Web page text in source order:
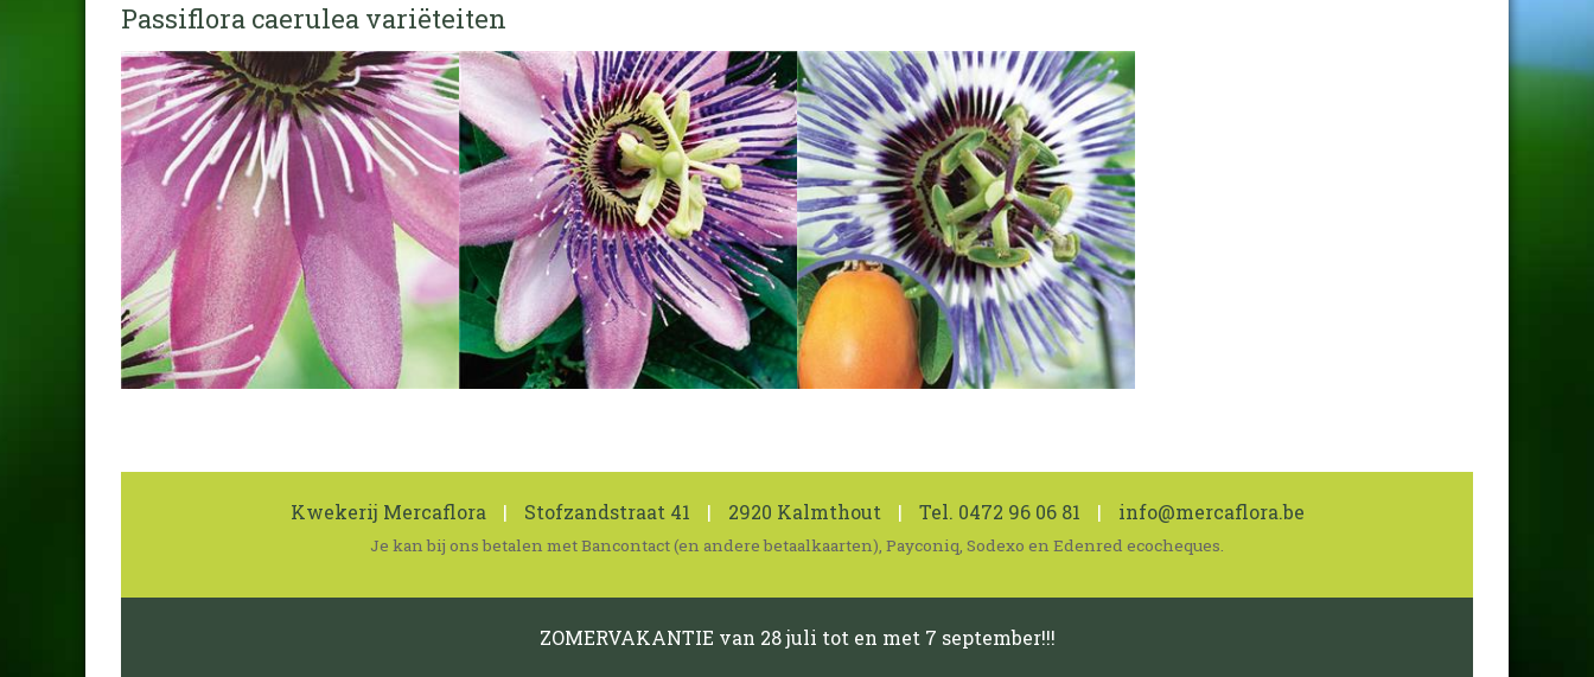
Passiflora caerulea variëteiten
Kwekerij Mercaflora | Stofzandstraat 41 | 2920 Kalmthout | Tel. 0472 96 06 81 | info@mercaflora.be
Je kan bij ons betalen met Bancontact (en andere betaalkaarten), Payconiq, Sodexo en Edenred ecocheques.
ZOMERVAKANTIE van 28 juli tot en met 7 september!!!